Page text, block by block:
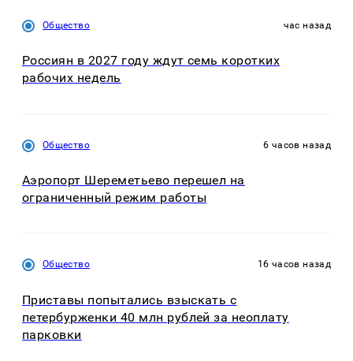
Общество час назад
Россиян в 2027 году ждут семь коротких
рабочих недель
Общество 6 часов назад
Аэропорт Шереметьево перешел на
ограниченный режим работы
Общество 16 часов назад
Приставы попытались взыскать с
петербурженки 40 млн рублей за неоплату
парковки